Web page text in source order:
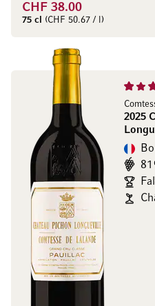
CHF 38.00
75 cl (CHF 50.67 / l)
2025